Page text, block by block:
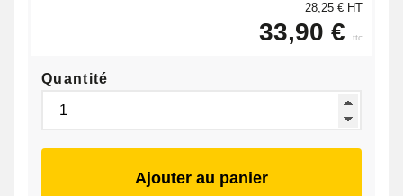
28,25 € HT
33,90 € ttc
Quantité
Ajouter au panier